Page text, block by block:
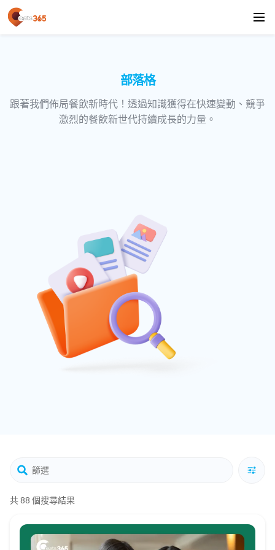
部落格
跟著我們佈局餐飲新時代！透過知識獲得在快速變動、競爭
激烈的餐飲新世代持續成長的力量。
共 88 個搜尋結果